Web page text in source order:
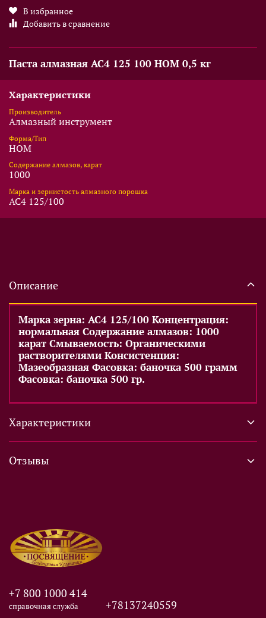
В избранное
Добавить в сравнение
Паста алмазная АС4 125 100 НОМ 0,5 кг
Характеристики
Производитель
Алмазный инструмент
Форма/Тип
НОМ
Содержание алмазов, карат
1000
Марка и зернистость алмазного порошка
АС4 125/100
Описание
Марка зерна: АС4 125/100 Концентрация:
нормальная Содержание алмазов: 1000
карат Смываемость: Органическими
растворителями Консистенция:
Мазеобразная Фасовка: баночка 500 грамм
Фасовка: баночка 500 гр.
Характеристики
Отзывы
+7 800 1000 414
справочная служба +78137240559